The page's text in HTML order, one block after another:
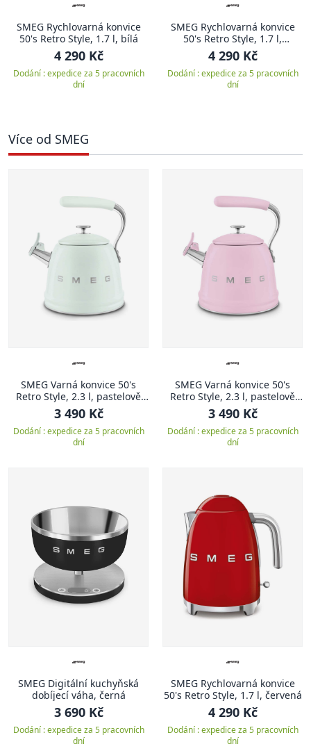
SMEG Rychlovarná konvice
50's Retro Style, 1.7 l, bílá
4 290 Kč
Dodání : expedice za 5 pracovních
dní
SMEG Rychlovarná konvice
50's Retro Style, 1.7 l,
krémová
4 290 Kč
Dodání : expedice za 5 pracovních
dní
Více od SMEG
SMEG Varná konvice 50's
Retro Style, 2.3 l, pastelově
zelená
3 490 Kč
Dodání : expedice za 5 pracovních
dní
SMEG Varná konvice 50's
Retro Style, 2.3 l, pastelově
růžová
3 490 Kč
Dodání : expedice za 5 pracovních
dní
SMEG Digitální kuchyňská
dobíjecí váha, černá
3 690 Kč
Dodání : expedice za 5 pracovních
dní
SMEG Rychlovarná konvice
50's Retro Style, 1.7 l, červená
4 290 Kč
Dodání : expedice za 5 pracovních
dní